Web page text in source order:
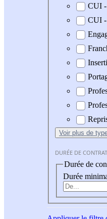
CUI
CUI
Voir plus de
DURÉE DE CONTRAT
Durée de
Durée